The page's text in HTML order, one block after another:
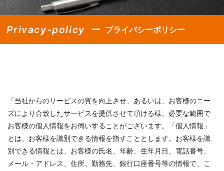
Privacy-policy プライバシーポリシー
「当社からのサービスの質を向上させ、あるいは、お客様のニー
ズにより合致したサービスを提供させて頂ける様、必要な範囲で
お客様の個人情報をお伺いすることがございます。「個人情報」
とは、お客様を識別できる情報を指すこととします。お客様を識
別できる情報とは、お客様の氏名、年齢、生年月日、電話番号、
メール・アドレス、住所、勤務先、銀行口座番号等の情報で、こ